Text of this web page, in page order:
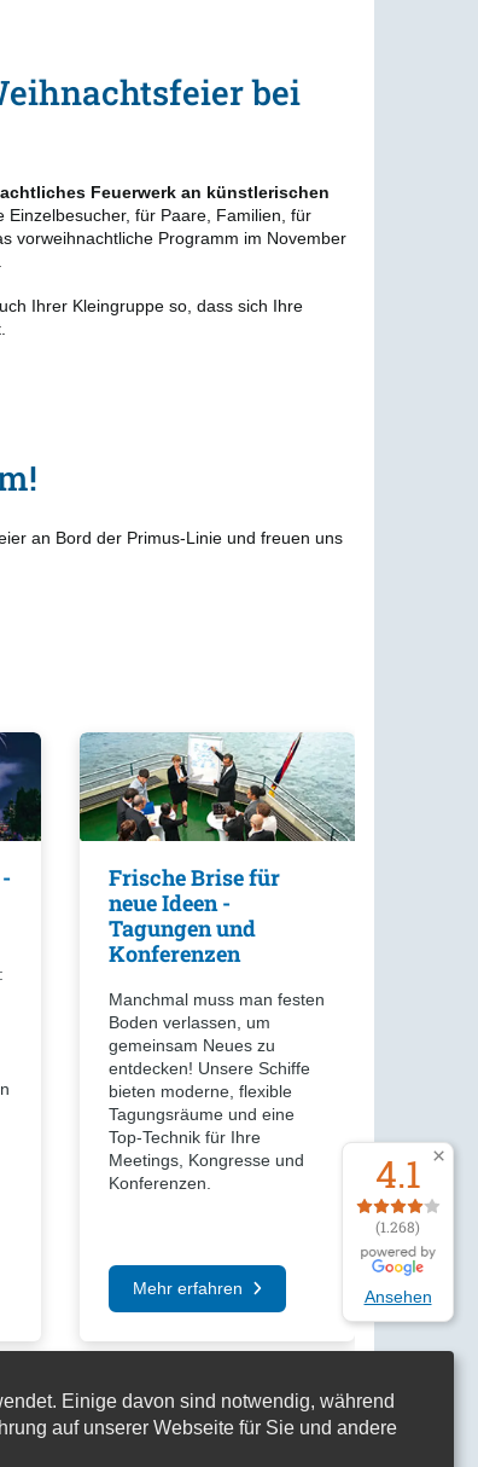
4.1
(1.268)
Ansehen
bei
Feuerwerk an künstlerischen
Einzelbesucher, für Paare, Familien, für
vorweihnachtliche Programm im November
Ihrer Kleingruppe so, dass sich Ihre
an Bord der Primus-Linie und freuen uns
Frische Brise für
neue Ideen -
Tagungen und
Konferenzen
Manchmal muss man festen
Boden verlassen, um
gemeinsam Neues zu
entdecken! Unsere Schiffe
bieten moderne, flexible
Tagungsräume und eine
Top-Technik für Ihre
Meetings, Kongresse und
Konferenzen.
Mehr erfahren
Einige davon sind notwendig, während
auf unserer Webseite für Sie und andere